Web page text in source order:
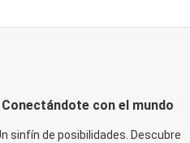
Conectándote con el mundo
sinfín de posibilidades. Descubre